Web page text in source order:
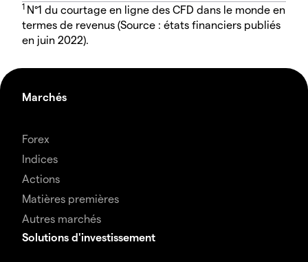
1 N°1 du courtage en ligne des CFD dans le monde en
termes de revenus (Source : états financiers publiés
en juin 2022).
Marchés
Forex
Indices
Actions
Matières premières
Autres marchés
Solutions d'investissement